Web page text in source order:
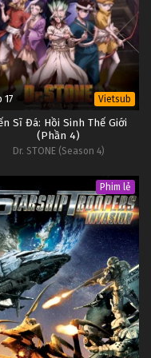
43
42
41
40
39
38
17 Vietsub
Sĩ Đá: Hồi Sinh Thế Giới
(Phần 4)
Dr. STONE (Season 4)
Phim lẻ